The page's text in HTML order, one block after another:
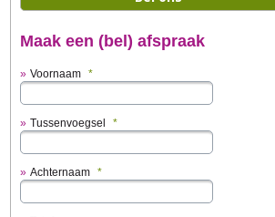
Maak een (bel) afspraak
Voornaam *
Tussenvoegsel *
Achternaam *